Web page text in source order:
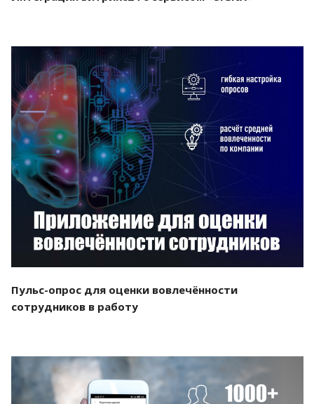
Смотреть проект
Пульс-опрос для оценки вовлечённости
сотрудников в работу